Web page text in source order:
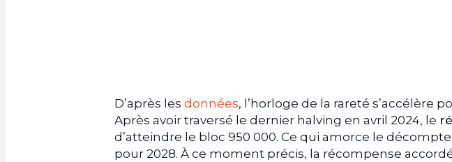
D’après les données, l’horloge de la rareté s’accélère
Après avoir traversé le dernier halving en avril 2024, le
d’atteindre le bloc 950 000. Ce qui amorce le
pour 2028. À ce moment précis, la récompense